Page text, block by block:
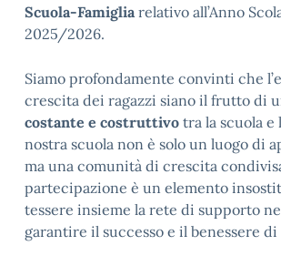
Scuola-Famigliarelativo all’Anno
2025/2026.
Siamo profondamente convinti che
crescita dei ragazzi siano il frutto di
costante e costruttivo tra la scuola e
nostra scuola non è solo un luogo di
ma una comunità di crescita
partecipazione è un elemento
tessere insieme la rete di supporto
garantire il successo e il benessere